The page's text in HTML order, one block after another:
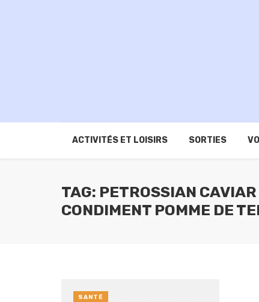
ACTIVITÉS ET LOISIRS SORTIES
TAG: PETROSSIAN
CONDIMENT POMME DE
SANTÉ